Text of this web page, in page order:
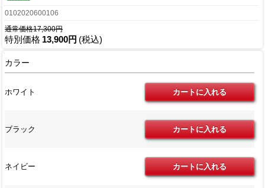
0102020600106
通常価格17,300円
特別価格 13,900円 (税込)
カラー
ホワイト
ブラック
ネイビー